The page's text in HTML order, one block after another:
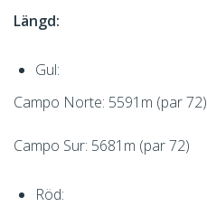
Längd:
Gul:
Campo Norte: 5591m (par 72)
Campo Sur: 5681m (par 72)
Röd: